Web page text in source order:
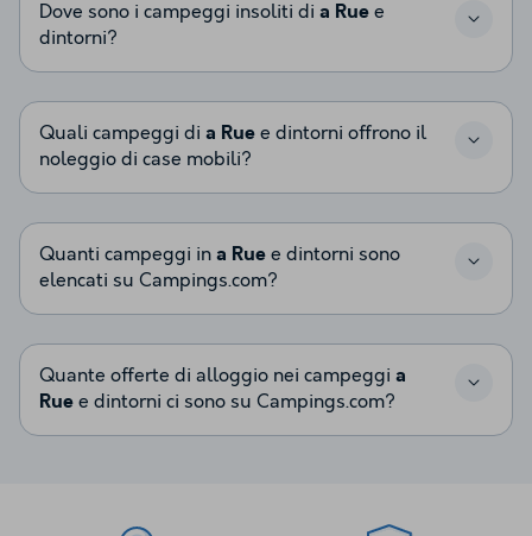
Dove sono i campeggi insoliti di a Rue e
dintorni?
Quali campeggi di a Rue e dintorni offrono il
noleggio di case mobili?
Quanti campeggi in a Rue e dintorni sono
elencati su Campings.com?
Quante offerte di alloggio nei campeggi a
Rue e dintorni ci sono su Campings.com?